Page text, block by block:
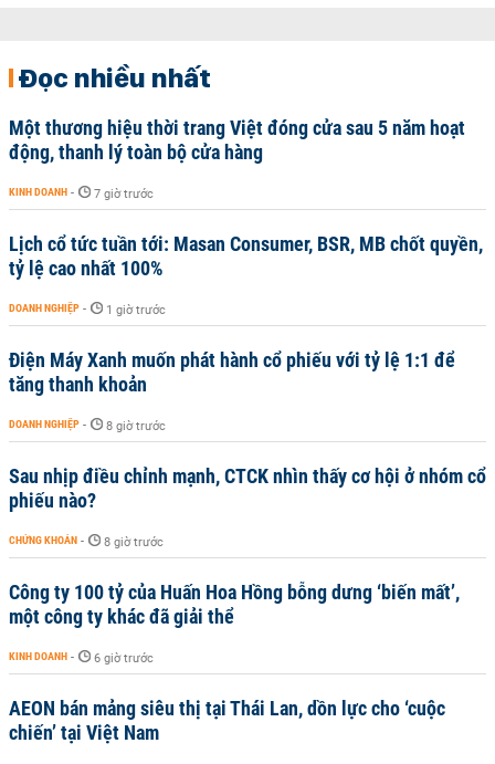
Đọc nhiều nhất
Một thương hiệu thời trang Việt đóng cửa sau 5 năm hoạt
động, thanh lý toàn bộ cửa hàng
KINH DOANH - 7 giờ trước
Lịch cổ tức tuần tới: Masan Consumer, BSR, MB chốt quyền,
tỷ lệ cao nhất 100%
DOANH NGHIỆP - 1 giờ trước
Điện Máy Xanh muốn phát hành cổ phiếu với tỷ lệ 1:1 để
tăng thanh khoản
DOANH NGHIỆP - 8 giờ trước
Sau nhịp điều chỉnh mạnh, CTCK nhìn thấy cơ hội ở nhóm cổ
phiếu nào?
CHỨNG KHOÁN - 8 giờ trước
Công ty 100 tỷ của Huấn Hoa Hồng bỗng dưng ‘biến mất’,
một công ty khác đã giải thể
KINH DOANH - 6 giờ trước
AEON bán mảng siêu thị tại Thái Lan, dồn lực cho ‘cuộc
chiến’ tại Việt Nam